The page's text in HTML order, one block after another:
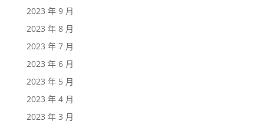
2023 年 9 月
2023 年 8 月
2023 年 7 月
2023 年 6 月
2023 年 5 月
2023 年 4 月
2023 年 3 月